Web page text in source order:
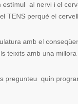
estímul al nervi i el
perquè el cervell
amb el
teixits amb una
pregunteu quin